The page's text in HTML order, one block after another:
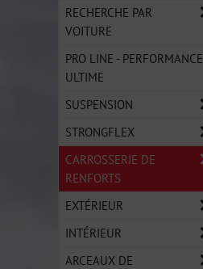
RECHERCHE PAR
VOITURE
PRO LINE - PERFORMANCE
ULTIME
SUSPENSION
STRONGFLEX
CARROSSERIE DE
RENFORTS
EXTÉRIEUR
INTÉRIEUR
ARCEAUX DE